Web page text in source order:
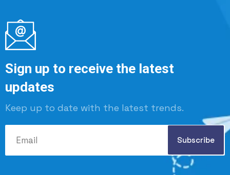
Sign up to receive the latest
updates
Keep up to date with the latest trends.